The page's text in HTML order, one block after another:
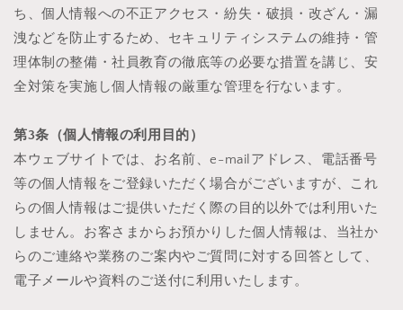
ち、個人情報への不正アクセス・紛失・破損・改ざん・漏
洩などを防止するため、セキュリティシステムの維持・管
理体制の整備・社員教育の徹底等の必要な措置を講じ、安
全対策を実施し個人情報の厳重な管理を行ないます。
第3条（個人情報の利用目的）
本ウェブサイトでは、お名前、e-mailアドレス、電話番号
等の個人情報をご登録いただく場合がございますが、これ
らの個人情報はご提供いただく際の目的以外では利用いた
しません。お客さまからお預かりした個人情報は、当社か
らのご連絡や業務のご案内やご質問に対する回答として、
電子メールや資料のご送付に利用いたします。